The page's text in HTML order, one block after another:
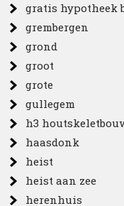
gratis hypotheek
grembergen
grond
groot
grote
gullegem
h3
haasdonk
heist
heist aan zee
herenhuis